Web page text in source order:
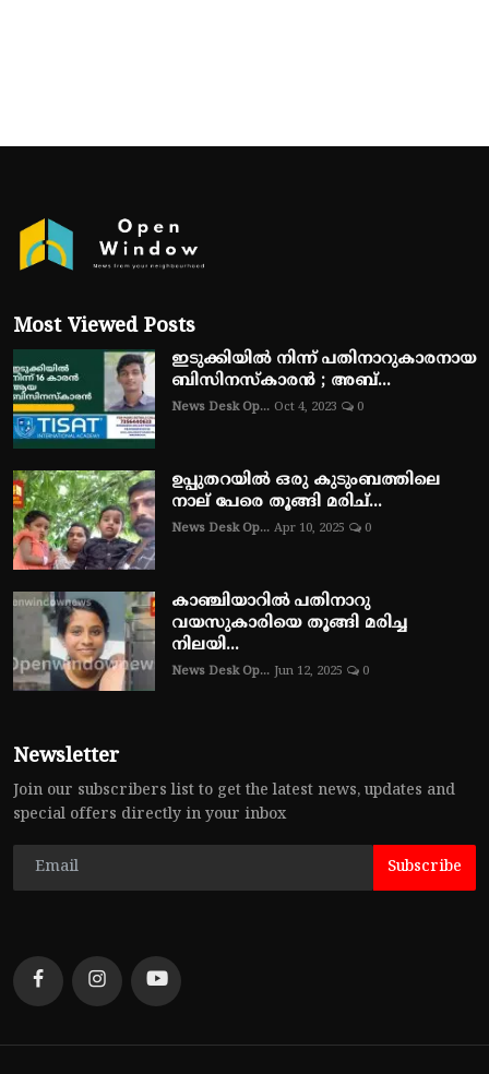
Most Viewed Posts
ഇടുക്കിയിൽ നിന്ന് പതിനാറുകാരനായ
ബിസിനസ്‌കാരൻ ; അബ്...
News Desk Op... Oct 4, 2023 0
ഉപ്പുതറയിൽ ഒരു കുടുംബത്തിലെ
നാല് പേരെ തൂങ്ങി മരിച്...
News Desk Op... Apr 10, 2025 0
കാഞ്ചിയാറിൽ പതിനാറു
വയസുകാരിയെ തൂങ്ങി മരിച്ച
നിലയി...
News Desk Op... Jun 12, 2025 0
Newsletter
Join our subscribers list to get the latest news, updates and
special offers directly in your inbox
Subscribe